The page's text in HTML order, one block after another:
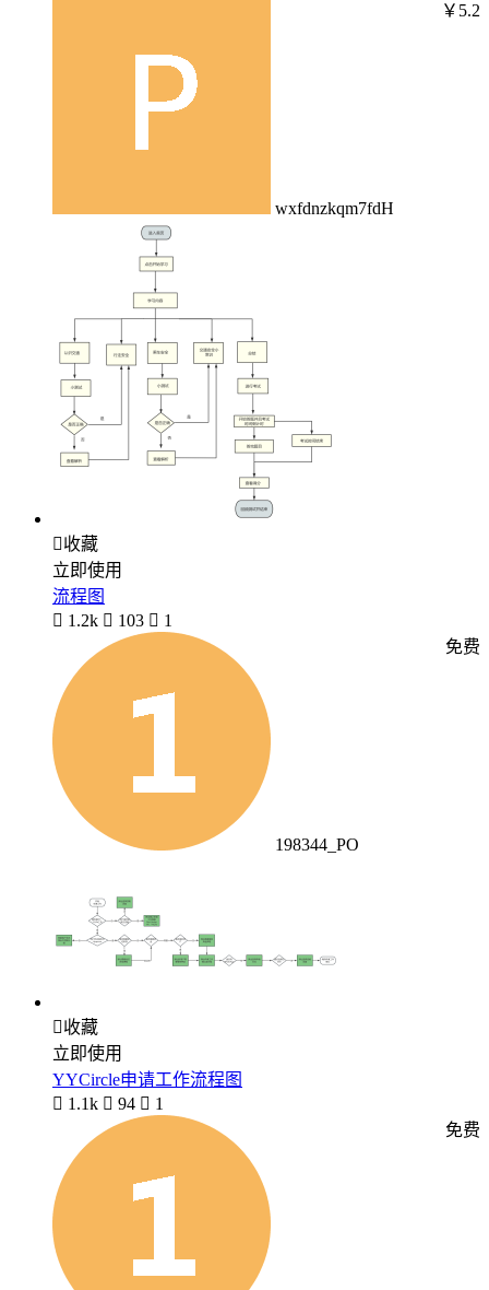
wxfdnzkqm7fdH
￥5.2
收藏
立即使用
流程图
 1.2k  103  1
198344_PO
免费
收藏
立即使用
YYCircle申请工作流程图
 1.1k  94  1
免费